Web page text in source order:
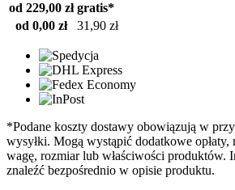
od 229,00 zł gratis*
od 0,00 zł
31,90 zł
*Podane koszty dostawy obowiązują w
wysyłki. Mogą wystąpić dodatkowe opłaty,
wagę, rozmiar lub właściwości produktów.
znaleźć bezpośrednio w opisie produktu.